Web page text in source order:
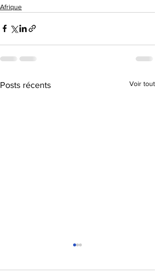
Afrique
Posts récents Voir tout